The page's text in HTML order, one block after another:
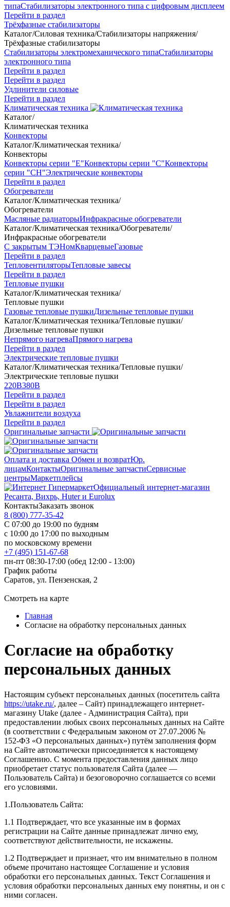
типаСтабилизаторы электронного типа с цифровым дисплеем
Перейти в раздел
Трёхфазные стабилизаторы
Каталог/Силовая техника/Стабилизаторы напряжения/
Трёхфазные стабилизаторы
Стабилизаторы электромеханического типаСтабилизаторы
электронного типа
Перейти в раздел
Перейти в раздел
Удлинители силовые
Перейти в раздел
Климатическая техника
Каталог/
Климатическая техника
Конвекторы
Каталог/Климатическая техника/
Конвекторы
Конвекторы серии "Е"Конвекторы серии "С"Конвекторы
серии "СН"Электрические конвекторы
Перейти в раздел
Обогреватели
Каталог/Климатическая техника/
Обогреватели
Масляные радиаторыИнфракрасные обогреватели
Каталог/Климатическая техника/Обогреватели/
Инфракрасные обогреватели
С закрытым ТЭНомКварцевыеГазовые
Перейти в раздел
ТепловентиляторыТепловые завесы
Перейти в раздел
Тепловые пушки
Каталог/Климатическая техника/
Тепловые пушки
Газовые тепловые пушкиДизельные тепловые пушки
Каталог/Климатическая техника/Тепловые пушки/
Дизельные тепловые пушки
Непрямого нагреваПрямого нагрева
Перейти в раздел
Электрические тепловые пушки
Каталог/Климатическая техника/Тепловые пушки/
Электрические тепловые пушки
220В380В
Перейти в раздел
Перейти в раздел
Увлажнители воздуха
Перейти в раздел
Оригинальные запчасти
Оплата и доставка Обмен и возвратЮр.
лицамКонтактыОригинальные запчастиСервисные
центрыМаркетплейсы
Официальный интернет-магазин
Ресанта, Вихрь, Huter и Eurolux
КонтактыЗаказать звонок
8 (800) 777-35-42
С 07:00 до 19:00 по будням
с 10:00 до 17:00 по выходным
по московскому времени
+7 (495) 151-67-68
пн-пт 08:30-17:00 (обед 12:00 - 13:00)
График работы
Саратов, ул. Пензенская, 2
Смотреть на карте
Главная
Согласие на обработку персональных данных
Согласие на обработку
персональных данных
Настоящим субъект персональных данных (посетитель сайта
https://utake.ru/, далее – Сайт) принадлежащего интернет-
магазину Utake (далее - Администрация Сайта), при
предоставлении любых своих персональных данных на Сайте
(в соответствии с Федеральным законом от 27.07.2006 №
152‑ФЗ «О персональных данных») путём заполнения форм
на Сайте автоматически присоединяется к настоящему
Соглашению. С момента предоставления данных лицо
приобретает статус пользователя Сайта (далее —
Пользователь Сайта) и безоговорочно соглашается со всеми
его условиями.
1.Пользователь Сайта:
1.1 Подтверждает, что все указанные им в формах
регистрации на Сайте данные принадлежат лично ему,
соответствуют действительности, не искажены.
1.2 Подтверждает и признает, что им внимательно в полном
объеме прочитано настоящее Соглашение и условия
обработки его персональных данных. Текст Соглашения и
условия обработки персональных данных ему понятны, и он с
ними согласен.